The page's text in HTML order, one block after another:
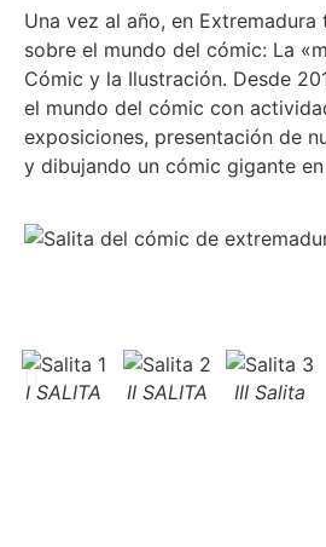
Una vez al año, en
sobre el mundo del cómic: La
Cómic y la Ilustración. Desde
el mundo del cómic con
exposiciones, presentación de
y dibujando un cómic gigante
I SALITA II SALITA III Salita